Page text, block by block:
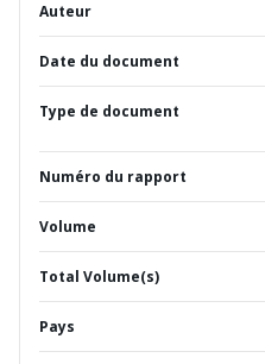
Auteur
Date du document
Type de document
Numéro du rapport
Volume
Total Volume(s)
Pays